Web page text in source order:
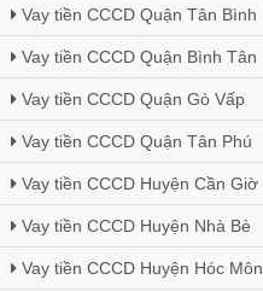
Vay tiền CCCD Quận Tân Bình
Vay tiền CCCD Quận Bình Tân
Vay tiền CCCD Quận Gò Vấp
Vay tiền CCCD Quận Tân Phú
Vay tiền CCCD Huyện Cần Giờ
Vay tiền CCCD Huyện Nhà Bè
Vay tiền CCCD Huyện Hóc Môn